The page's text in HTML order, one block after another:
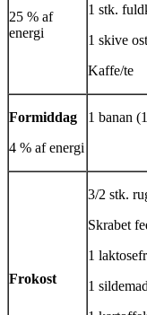
25 % af
energi
1 stk.
1 skive
Kaffe/te
Formiddag
4 % af energi
1 banan
Frokost
3/2 stk.
Skrabet
1
1